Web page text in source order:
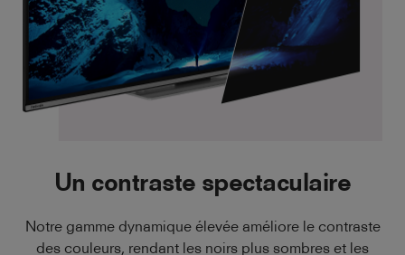
Un contraste spectaculaire
Notre gamme dynamique élevée améliore le contraste
des couleurs, rendant les noirs plus sombres et les